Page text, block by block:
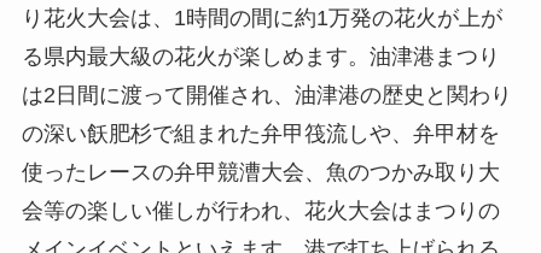
り花火大会は、1時間の間に約1万発の花火が上が
る県内最大級の花火が楽しめます。油津港まつり
は2日間に渡って開催され、油津港の歴史と関わり
の深い飫肥杉で組まれた弁甲筏流しや、弁甲材を
使ったレースの弁甲競漕大会、魚のつかみ取り大
会等の楽しい催しが行われ、花火大会はまつりの